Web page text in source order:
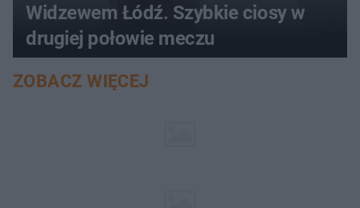
Widzewem Łódź. Szybkie ciosy w
drugiej połowie meczu
ZOBACZ WIĘCEJ